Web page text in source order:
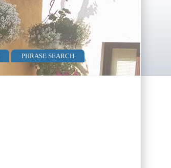
PHRASE SEARCH